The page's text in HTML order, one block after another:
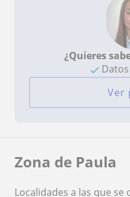
¿Quieres
Datos
Ver
Zona de Paula
Localidades a las que se